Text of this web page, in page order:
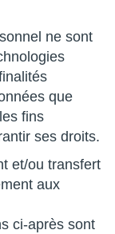
ne sont
que
fins
ses droits.
et/ou transfert
aux
ci-après sont